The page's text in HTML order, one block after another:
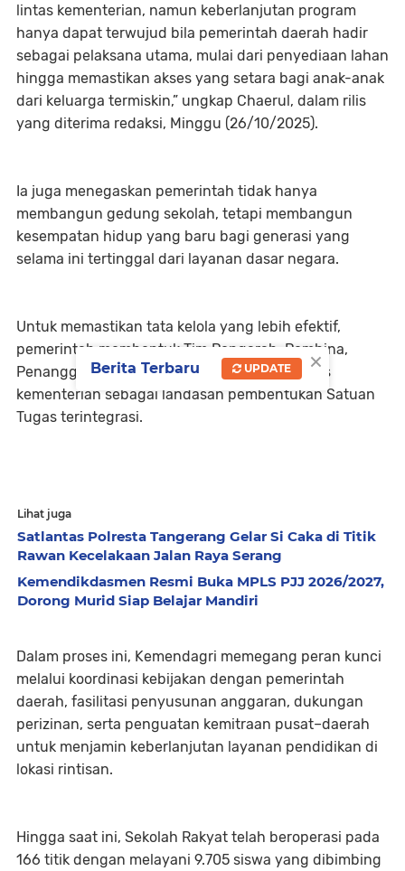
lintas kementerian, namun keberlanjutan program
hanya dapat terwujud bila pemerintah daerah hadir
sebagai pelaksana utama, mulai dari penyediaan lahan
hingga memastikan akses yang setara bagi anak-anak
dari keluarga termiskin,” ungkap Chaerul, dalam rilis
yang diterima redaksi, Minggu (26/10/2025).
Ia juga menegaskan pemerintah tidak hanya
membangun gedung sekolah, tetapi membangun
kesempatan hidup yang baru bagi generasi yang
selama ini tertinggal dari layanan dasar negara.
Untuk memastikan tata kelola yang lebih efektif,
pemerintah membentuk Tim Pengarah, Pembina,
Penanggung Jawab, dan Tim Pengawas lintas
kementerian sebagai landasan pembentukan Satuan
Tugas terintegrasi.
Lihat juga
Satlantas Polresta Tangerang Gelar Si Caka di Titik
Rawan Kecelakaan Jalan Raya Serang
Kemendikdasmen Resmi Buka MPLS PJJ 2026/2027,
Dorong Murid Siap Belajar Mandiri
Dalam proses ini, Kemendagri memegang peran kunci
melalui koordinasi kebijakan dengan pemerintah
daerah, fasilitasi penyusunan anggaran, dukungan
perizinan, serta penguatan kemitraan pusat–daerah
untuk menjamin keberlanjutan layanan pendidikan di
lokasi rintisan.
Hingga saat ini, Sekolah Rakyat telah beroperasi pada
166 titik dengan melayani 9.705 siswa yang dibimbing
×
Berita Terbaru UPDATE